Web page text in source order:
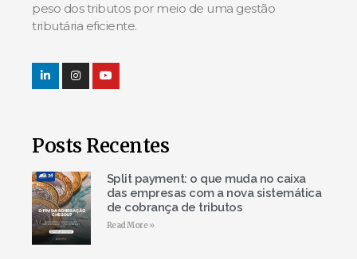
peso dos tributos por meio de uma gestão
tributária eficiente.
Posts Recentes
Split payment: o que muda no caixa
das empresas com a nova sistemática
de cobrança de tributos
Read More »